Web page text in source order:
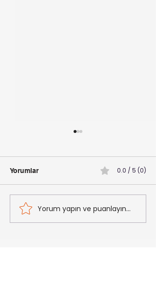
Ruh Halini Giysilerinle
Manipüle Edebilirsin
Yorumlar 0.0 / 5 (0)
Yorum yapın ve puanlayın...